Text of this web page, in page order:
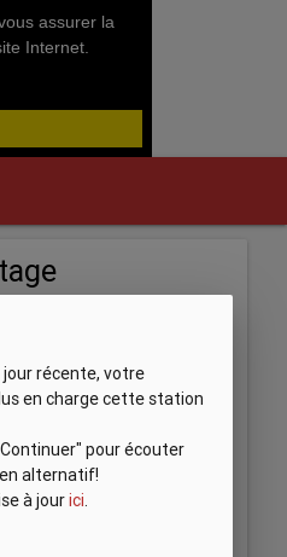
assurer la
Internet.
jour récente, votre
en charge cette station
pour écouter
alternatif!
à jourici.